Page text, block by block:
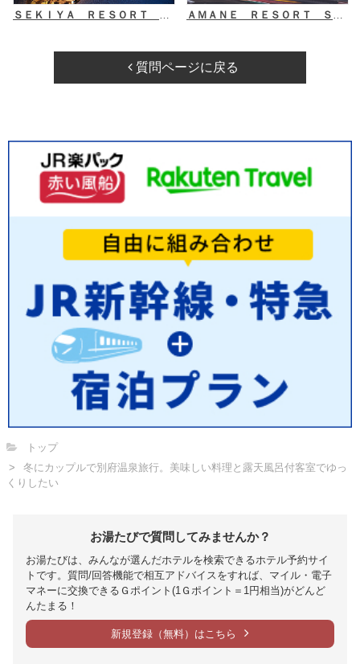
ＳＥＫＩＹＡ ＲＥＳＯＲＴ テラス御堂原 ＡＭＡＮＥ ＲＥＳＯＲＴ ＳＥＩＫＡＩ（潮騒の宿 晴海）
質問ページに戻る
トップ
冬にカップルで別府温泉旅行。美味しい料理と露天風呂付客室でゆっ
くりしたい
お湯たびで質問してみませんか？
お湯たびは、みんなが選んだホテルを検索できるホテル予約サイ
トです。質問/回答機能で相互アドバイスをすれば、マイル・電子
マネーに交換できるＧポイント(1Ｇポイント＝1円相当)がどんど
んたまる！
新規登録（無料）はこちら